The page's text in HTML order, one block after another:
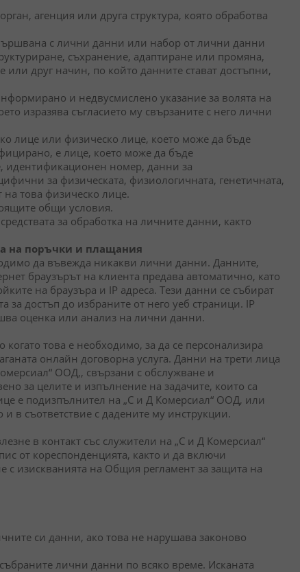
агенция или друга структура, която обработва
с лични данни или набор от лични данни
съхранение, адаптиране или промяна,
или друг начин, по който данните стават достъпни,
и недвусмислено указание за волята на
изразява съгласието му свързаните с него лични
лице или физическо лице, което може да бъде
е лице, което може да бъде
идентификационен номер, данни за
за физическата, физиологичната, генетичната,
на това физическо лице.
общи условия.
за обработка на личните данни, както
на поръчки и плащания
да въвежда никакви лични данни. Данните,
браузърът на клиента предава автоматично, като
на браузъра и IP адреса. Тези данни се събират
за достъп до избраните от него уеб страници. IP
оценка или анализ на лични данни.
това е необходимо, за да се персонализира
онлайн договорна услуга. Данни на трети лица
ООД,, свързани с обслужване и
за целите и изпълнение на задачите, които са
е подизпълнител на „С и Д Комерсиал“ ООД, или
в съответствие с дадените му инструкции.
в контакт със служители на „С и Д Комерсиал“
от кореспонденцията, както и да включи
с изискванията на Общия регламент за защита на
си данни, ако това не нарушава законово
лични данни по всяко време. Исканата